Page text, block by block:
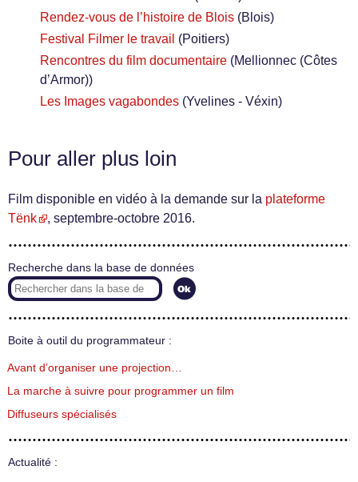
Rendez-vous de l’histoire de Blois (Blois)
Festival Filmer le travail (Poitiers)
Rencontres du film documentaire (Mellionnec (Côtes
d’Armor))
Les Images vagabondes (Yvelines - Véxin)
Pour aller plus loin
Film disponible en vidéo à la demande sur la plateforme
Tënk
, septembre-octobre 2016.
Recherche dans la base de données
Boite à outil du programmateur :
Avant d’organiser une projection…
La marche à suivre pour programmer un film
Diffuseurs spécialisés
Actualité :